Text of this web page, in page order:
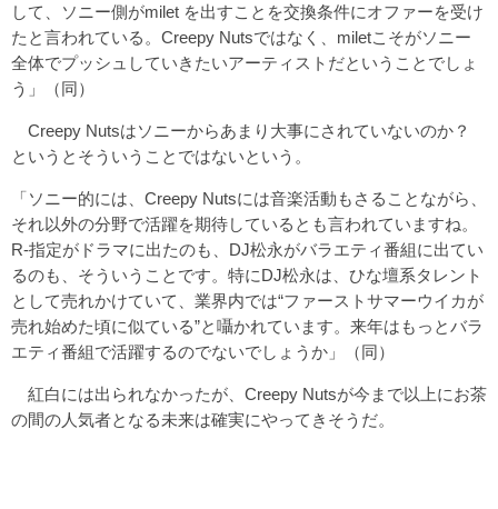
して、ソニー側がmilet を出すことを交換条件にオファーを受け
たと言われている。Creepy Nutsではなく、miletこそがソニー
全体でプッシュしていきたいアーティストだということでしょ
う」（同）
Creepy Nutsはソニーからあまり大事にされていないのか？
というとそういうことではないという。
「ソニー的には、Creepy Nutsには音楽活動もさることながら、
それ以外の分野で活躍を期待しているとも言われていますね。
R-指定がドラマに出たのも、DJ松永がバラエティ番組に出てい
るのも、そういうことです。特にDJ松永は、ひな壇系タレント
として売れかけていて、業界内では“ファーストサマーウイカが
売れ始めた頃に似ている”と囁かれています。来年はもっとバラ
エティ番組で活躍するのでないでしょうか」（同）
紅白には出られなかったが、Creepy Nutsが今まで以上にお茶
の間の人気者となる未来は確実にやってきそうだ。